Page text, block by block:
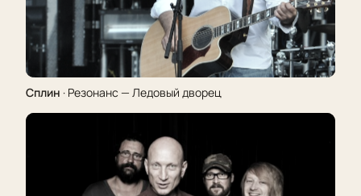
Сплин · Резонанс — Ледовый дворец